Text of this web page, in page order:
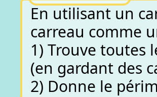
En utilisant un
carreau comme
1) Trouve toutes
(en gardant des
2) Donne le